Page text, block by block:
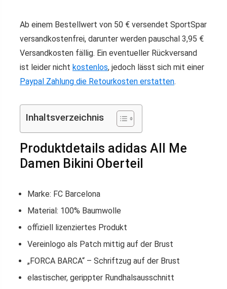
Ab einem Bestellwert von 50 € versendet SportSpar
versandkostenfrei, darunter werden pauschal 3,95 €
Versandkosten fällig. Ein eventueller Rückversand
ist leider nicht kostenlos, jedoch lässt sich mit einer
Paypal Zahlung die Retourkosten erstatten.
Inhaltsverzeichnis
Produktdetails adidas All Me
Damen Bikini Oberteil
Marke: FC Barcelona
Material: 100% Baumwolle
offiziell lizenziertes Produkt
Vereinlogo als Patch mittig auf der Brust
„FORCA BARCA“ – Schriftzug auf der Brust
elastischer, gerippter Rundhalsausschnitt